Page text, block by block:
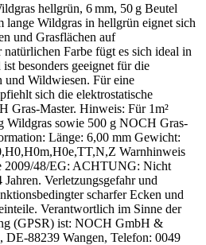
hellgrün, 6 mm, 50 g Beutel
lange Wildgras in hellgrün eignet sich
und Grasflächen auf
Farbe fügt es sich ideal in
besonders geeignet für die
und Wildwiesen. Für eine
sich die elektrostatische
Gras-Master. Hinweis: Für 1m²
Wildgras sowie 500 g NOCH Gras-
Länge: 6,00 mm Gewicht:
Warnhinweis
2009/48/EG: ACHTUNG: Nicht
Verletzungsgefahr und
scharfer Ecken und
Verantwortlich im Sinne der
(GPSR) ist: NOCH GmbH &
88239 Wangen, Telefon: 0049